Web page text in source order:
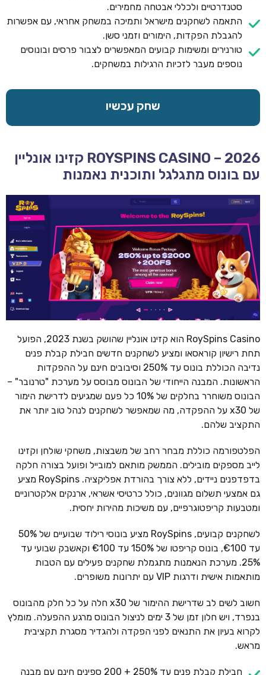
סטנדרטיים ולכללי אבטחה מחמירים.
התאמה לשחקנים מישראל ותמיכה במשחק אחראי, עם אפשרות
להגבלת הפקדות, הימורים וזמני סשן.
טורנירים ומשימות קבועים המאפשרים לצבור פרסים ובונוסים
נוספים מעבר לזכיות הרגילות במשחקים.
שחק עכשיו
ROYSPINS CASINO – 2026 קזינו אונליין
עם בונוס מתגלגל ותוכנית נאמנות
RoySpins Casino הוא קזינו אונליין שהושק בשנת 2023, הפועל
תחת רישיון קוראסאו ומציע לשחקנים חדשים חבילת קבלת פנים
נדיבה הכוללת בונוס עד 250% וסיבובים חינם על ההפקדות
הראשונות. המבנה הייחודי של הבונוס מבוסס על מערכת "טרנובר" –
הבונוס משוחרר בחלקים של 10% כל פעם שמגיעים לדרישת הימור
של x30 על ההפקדה, מה שמאפשר לשחקנים לנהל טוב יותר את
התקציב שלהם.
הפלטפורמה כוללת מבחר רחב של משבצות, משחקי שולחן וקזינו
לייב מספקים מובילים. הממשק מותאם למובייל ופועל בצורה חלקה
בדפדפנים ניידים, ללא צורך בהורדת אפליקציה. RoySpins מציע
גם אמצעי תשלום מגוונים, כולל כרטיסי אשראי, ארנקים אלקטרוניים
ומטבעות קריפטוגרפיים, עם משיכות מהירות יחסית.
לשחקנים קבועים, RoySpins מציע בונוסי רילוד שבועיים של 50%
עד €100, בונוס קריפטו של 150% עד €100 וקאשבק שבועי עד
25%. מערכת הנאמנות מתגמלת שחקנים פעילים עם הטבות
מותאמות אישית ודרגות VIP עם יתרונות משופרים.
חשוב לשים לב שדרישת ההימור של x30 חלה על כל חלק מהבונוס
בנפרד, ויש חלון זמן של 3 ימים לניצול הבונוס מרגע ההפעלה. מומלץ
לקרוא בעיון את התנאים לפני הפקדה ולהגדיר מסגרת תקציבית
מראש.
חבילת קבלת פנים עד 250% + 200 ספינים חינם עם מבנה